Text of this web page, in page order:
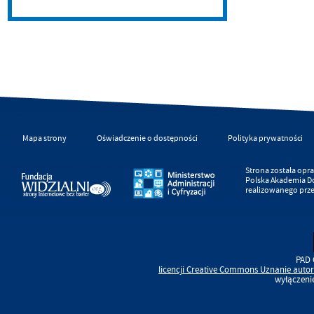
Mapa strony Oświadczenie o dostępności Polityka prywatności
Strona została
Polska Akademia
realizowanego
licencjiCreative Commons Uznanie